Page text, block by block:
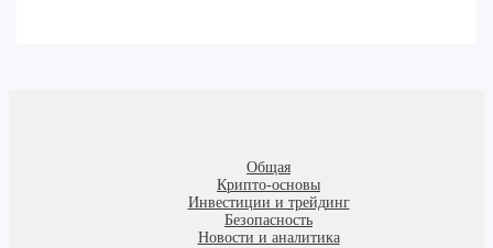
Общая
Крипто-основы
Инвестиции и трейдинг
Безопасность
Новости и аналитика